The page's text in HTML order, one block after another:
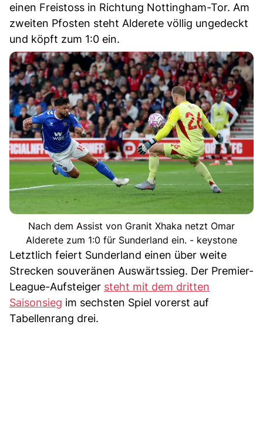
einen Freistoss in Richtung Nottingham-Tor. Am
zweiten Pfosten steht Alderete völlig ungedeckt
und köpft zum 1:0 ein.
Nach dem Assist von Granit Xhaka netzt Omar
Alderete zum 1:0 für Sunderland ein. - keystone
Letztlich feiert Sunderland einen über weite
Strecken souveränen Auswärtssieg. Der Premier-
League-Aufsteiger steht mit dem dritten
Saisonsieg im sechsten Spiel vorerst auf
Tabellenrang drei.